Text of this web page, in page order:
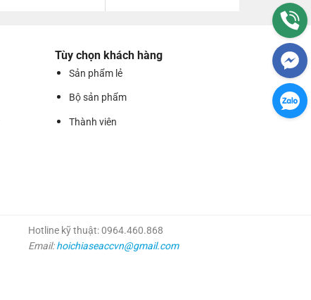
Tùy chọn khách hàng
Sản phẩm lẻ
Bộ sản phẩm
Thành viên
Hotline kỹ thuật: 0964.460.868
Email:hoichiaseaccvn@gmail.com